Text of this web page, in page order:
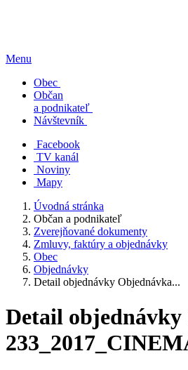
Menu
Obec
Občan
a podnikateľ
Návštevník
Facebook
TV kanál
Noviny
Mapy
Úvodná stránka
Občan a podnikateľ
Zverejňované dokumenty
Zmluvy, faktúry a objednávky
Obec
Objednávky
Detail objednávky Objednávka...
Detail